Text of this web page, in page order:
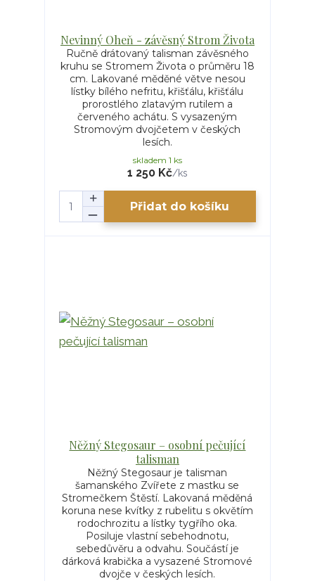
Nevinný Oheň - závěsný Strom Života
Ručně drátovaný talisman závěsného
kruhu se Stromem Života o průměru 18
cm. Lakované měděné větve nesou
lístky bílého nefritu, křišťálu, křišťálu
prorostlého zlatavým rutilem a
červeného achátu. S vysazeným
Stromovým dvojčetem v českých
lesích.
1 250 Kč/ks
skladem 1 ks
Přidat do košíku
Něžný Stegosaur – osobní pečující
talisman
Něžný Stegosaur je talisman
šamanského Zvířete z mastku se
Stromečkem Štěstí. Lakovaná měděná
koruna nese kvítky z rubelitu s okvětím
rodochrozitu a lístky tygřího oka.
Posiluje vlastní sebehodnotu,
sebedůvěru a odvahu. Součástí je
dárková krabička a vysazené Stromové
dvojče v českých lesích.